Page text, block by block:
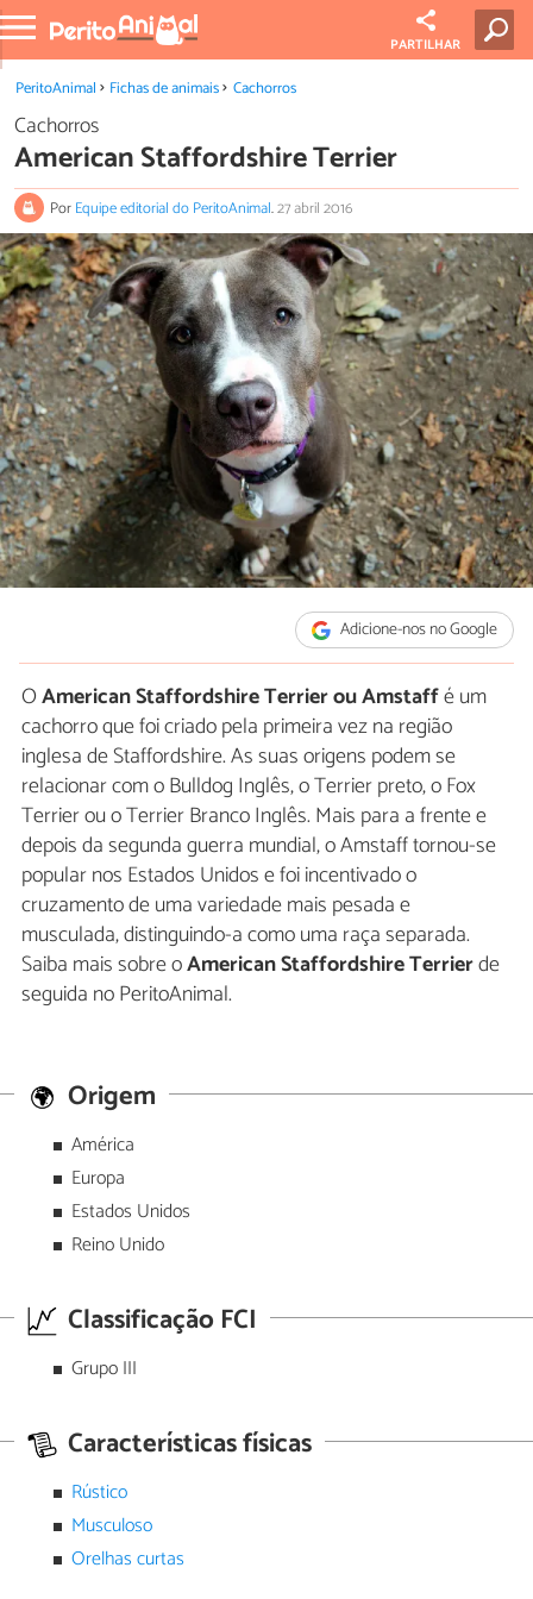
PARTILHAR
PeritoAnimal Fichas de animais Cachorros
Cachorros
American Staffordshire Terrier
PorEquipe editorial do PeritoAnimal.27 abril 2016
Adicione-nos no Google
OAmerican Staffordshire Terrier ou Amstaffé um
cachorro que foi criado pela primeira vez na região
inglesa de Staffordshire. As suas origens podem se
relacionar com o Bulldog Inglês, o Terrier preto, o Fox
Terrier ou o Terrier Branco Inglês. Mais para a frente e
depois da segunda guerra mundial, o Amstaff tornou-se
popular nos Estados Unidos e foi incentivado o
cruzamento de uma variedade mais pesada e
musculada, distinguindo-a como uma raça separada.
Saiba mais sobre oAmerican Staffordshire Terrierde
seguida no PeritoAnimal.
Origem
América
Europa
Estados Unidos
Reino Unido
Classificação FCI
Grupo III
Características físicas
Rústico
Musculoso
Orelhas curtas